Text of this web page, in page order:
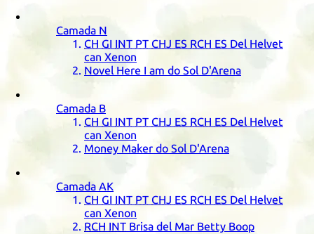
Camada N
CH GI INT PT CHJ ES RCH ES Del Helvet
can Xenon
Novel Here I am do Sol D'Arena
Camada B
CH GI INT PT CHJ ES RCH ES Del Helvet
can Xenon
Money Maker do Sol D'Arena
Camada AK
CH GI INT PT CHJ ES RCH ES Del Helvet
can Xenon
RCH INT Brisa del Mar Betty Boop